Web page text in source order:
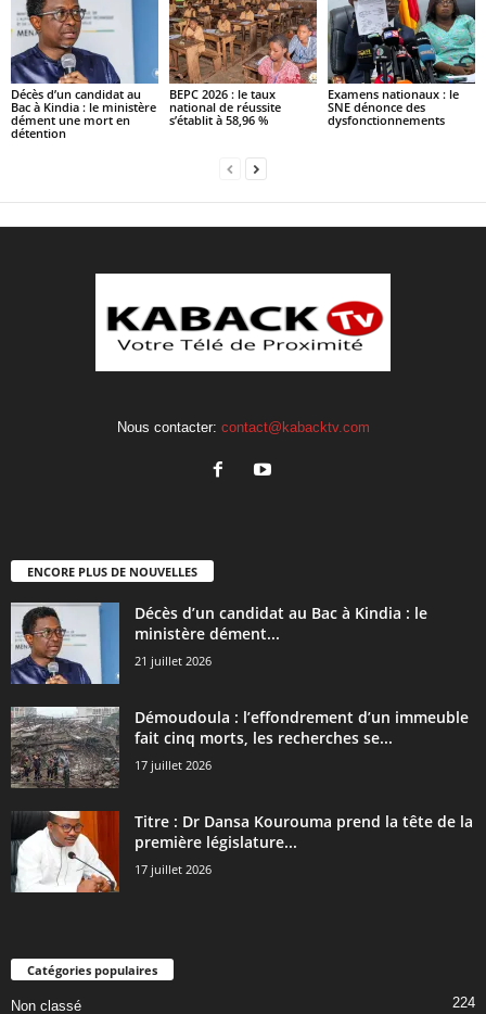
Décès d’un candidat au
Bac à Kindia : le ministère
dément une mort en
détention
BEPC 2026 : le taux
national de réussite
s’établit à 58,96 %
Examens nationaux : le
SNE dénonce des
dysfonctionnements
Nous contacter: contact@kabacktv.com
ENCORE PLUS DE NOUVELLES
Décès d’un candidat au Bac à Kindia : le
ministère dément...
21 juillet 2026
Démoudoula : l’effondrement d’un immeuble
fait cinq morts, les recherches se...
17 juillet 2026
Titre : Dr Dansa Kourouma prend la tête de la
première législature...
17 juillet 2026
Catégories populaires
Non classé 224